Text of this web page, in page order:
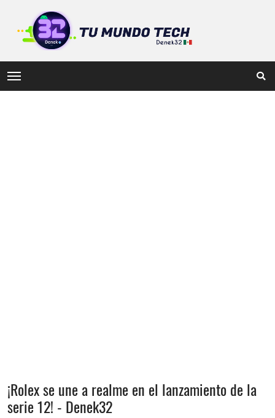
¡Rolex se une a realme en el lanzamiento de la
serie 12! - Denek32